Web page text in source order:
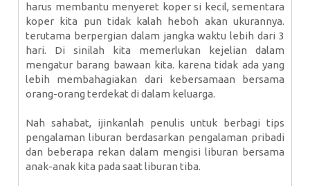
harus membantu menyeret koper si kecil, sementara
koper kita pun tidak kalah heboh akan ukurannya.
terutama berpergian dalam jangka waktu lebih dari 3
hari. Di sinilah kita memerlukan kejelian dalam
mengatur barang bawaan kita. karena tidak ada yang
lebih membahagiakan dari kebersamaan bersama
orang-orang terdekat di dalam keluarga.
Nah sahabat, ijinkanlah penulis untuk berbagi tips
pengalaman liburan berdasarkan pengalaman pribadi
dan beberapa rekan dalam mengisi liburan bersama
anak-anak kita pada saat liburan tiba.